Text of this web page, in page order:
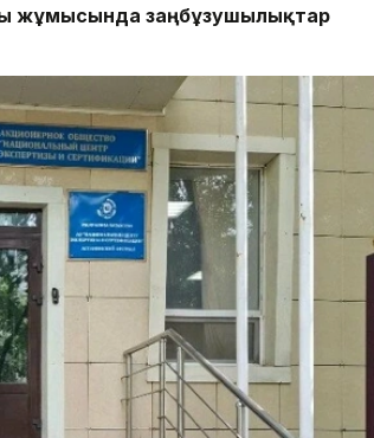
жұмысында заңбұзушылықтар